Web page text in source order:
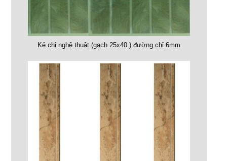
Kẻ chỉ nghệ thuật (gạch 25x40 ) đường chỉ 6mm